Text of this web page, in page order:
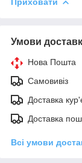
Умови
Нова Пошта
Самовивіз
Доставка
Доставка
Всі умови